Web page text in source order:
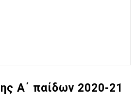
Α΄ παίδων 2020-21